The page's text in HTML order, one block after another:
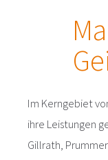
Im Kerngebiet
ihre Leistungen
Gillrath,